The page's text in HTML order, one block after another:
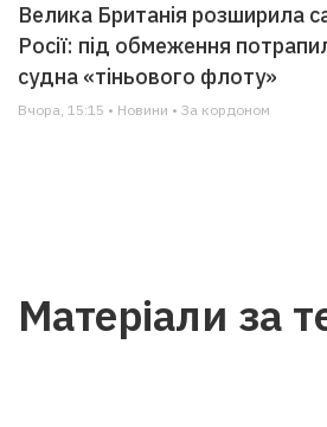
Велика Британія розширила
Росії: під обмеження
судна «тіньового флоту»
Вчора, 15:15 • Новини • За кордоном
Матеріали за